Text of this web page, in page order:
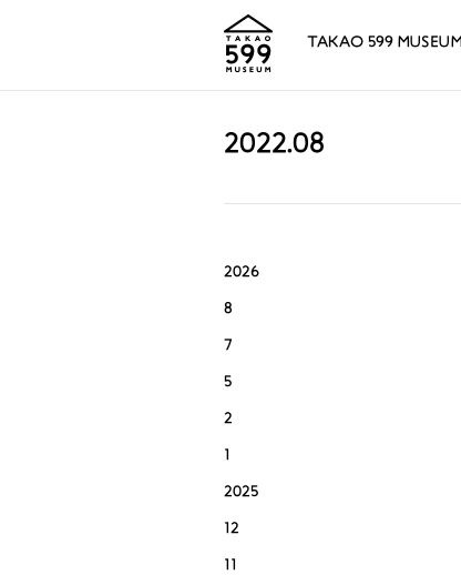
TAKAO 599 MUSEUM
2022.08
2026
8
7
5
2
1
2025
12
11